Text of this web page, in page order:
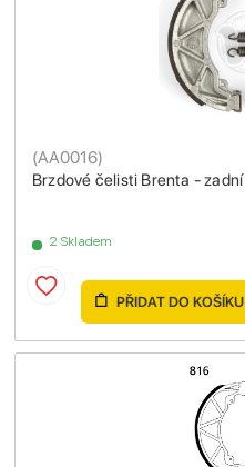
Brzdové čelisti Brenta - zadní
(AA0016)
2 Skladem
PŘIDAT DO KOŠÍKU